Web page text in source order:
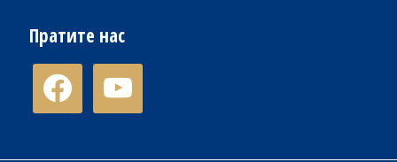
Пратите нас
facebook